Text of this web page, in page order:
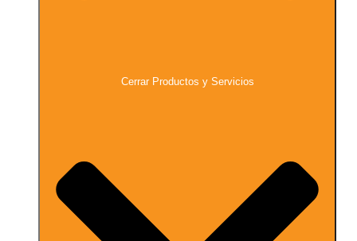
Cerrar Productos y Servicios